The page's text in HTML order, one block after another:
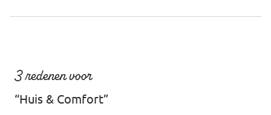
3 redenen voor
“Huis & Comfort”